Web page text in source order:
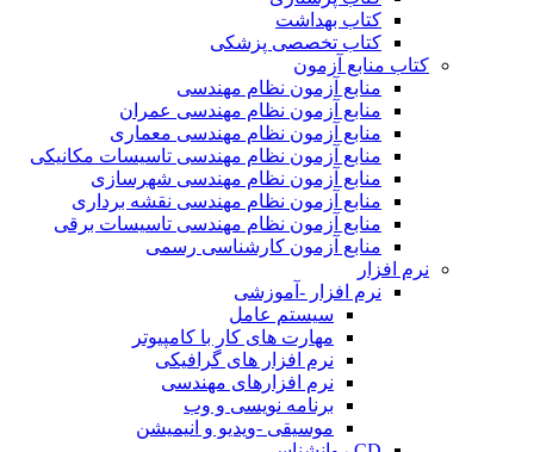
کتاب بهداشت
کتاب تخصصی پزشکی
کتاب منابع آزمون
منابع آزمون نظام مهندسی
منابع آزمون نظام مهندسی عمران
منابع آزمون نظام مهندسی معماری
منابع آزمون نظام مهندسی تاسیسات مکانیکی
منابع آزمون نظام مهندسی شهرسازی
منابع آزمون نظام مهندسی نقشه برداری
منابع آزمون نظام مهندسی تاسیسات برقی
منابع آزمون کارشناسی رسمی
نرم افزار
نرم افزار -آموزشی
سیستم عامل
مهارت های کار با کامپیوتر
نرم افزار های گرافیکی
نرم افزارهای مهندسی
برنامه نویسی و وب
موسیقی -ویدیو و انیمیشن